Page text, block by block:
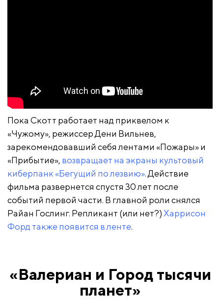
Пока Скотт работает над приквелом к
«Чужому», режиссер Дени Вильнев,
зарекомендовавший себя лентами «Пожары» и
«Прибытие», возвращает на экраны культовый
киберпанк «Бегущий по лезвию». Действие
фильма развернется спустя 30 лет после
событий первой части. В главной роли снялся
Райан Гослинг. Репликант (или нет?) Харрисон
Форд также появится в ленте.
«Валериан и Город тысячи
планет»